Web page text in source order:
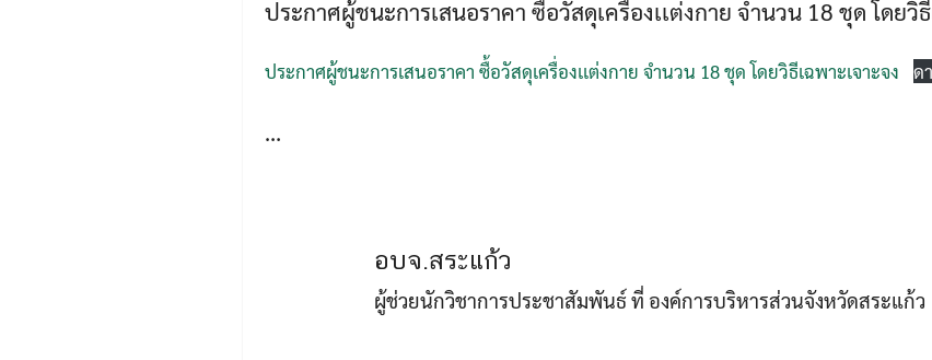
ประกาศผู้ชนะการเสนอราคา ซื้อวัสดุเครื่องเเต่งกาย จำนวน 18 ชุด โดยวิธี
ประกาศผู้ชนะการเสนอราคา ซื้อวัสดุเครื่องเเต่งกาย จำนวน 18 ชุด โดยวิธีเฉพาะเจาะจง ด
…
อบจ.สระแก้ว
ผู้ช่วยนักวิชาการประชาสัมพันธ์ ที่ องค์การบริหารส่วนจังหวัดสระแก้ว